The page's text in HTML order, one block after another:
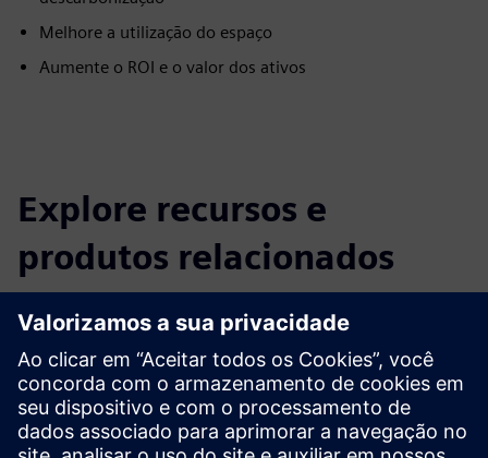
Melhore a utilização do espaço
Aumente o ROI e o valor dos ativos
Explore recursos e
produtos relacionados
Informações e recursos adicionais
Publicação no blog Digital Twin
Ambiente inteligente